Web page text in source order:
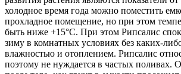
холодное время года можно поместить
прохладное помещение, но при этом
быть ниже +15°С. При этом Рипсалис
зиму в комнатных условиях без каких-
влажностью и отоплением. Рипсалис
поэтому не нуждается в частых поливах.